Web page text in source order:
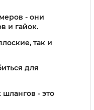
- они
и гайок.
так и
для
- это